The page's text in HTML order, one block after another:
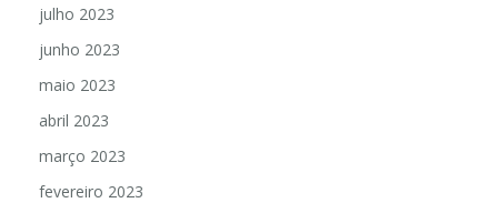
julho 2023
junho 2023
maio 2023
abril 2023
março 2023
fevereiro 2023